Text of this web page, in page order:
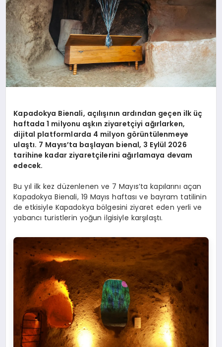
SPOR
TEKNOLOJI
Kapadokya Bienali, açılışının ardından geçen ilk üç
haftada 1 milyonu aşkın ziyaretçiyi ağırlarken,
dijital platformlarda 4 milyon görüntülenmeye
ulaştı. 7 Mayıs’ta başlayan bienal, 3 Eylül 2026
tarihine kadar ziyaretçilerini ağırlamaya devam
edecek.
Bu yıl ilk kez düzenlenen ve 7 Mayıs’ta kapılarını açan
Kapadokya Bienali, 19 Mayıs haftası ve bayram tatilinin
de etkisiyle Kapadokya bölgesini ziyaret eden yerli ve
yabancı turistlerin yoğun ilgisiyle karşılaştı.